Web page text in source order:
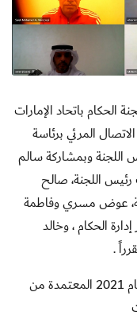
2020 : عقدت لجنة الحكام باتحاد الإمارات
المرئي برئاسة
وبمشاركةسالم
اللجنة، صالح
عوض مسري وفاطمة
الحكام ، وخالد
.
واطلعت اللجنة على قائمة الحكام الدولية لعام 2021 المعتمدة من